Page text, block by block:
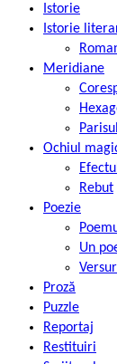
Istorie
Istorie
Meridiane
Ochiul
Rebut
Poezie
Un
Proză
Puzzle
Reportaj
Restituiri